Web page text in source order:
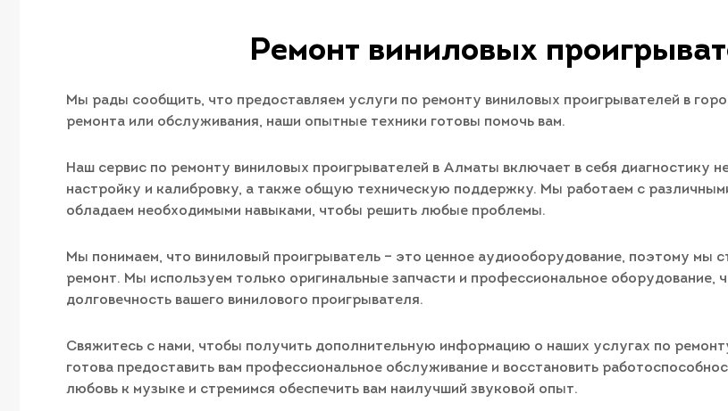
Ремонт виниловых
Мы рады сообщить, что предоставляем услуги по ремонту виниловых проигрывателей в
ремонта или обслуживания, наши опытные техники готовы помочь вам.
Наш сервис по ремонту виниловых проигрывателей в Алматы включает в себя диагностику
настройку и калибровку, а также общую техническую поддержку. Мы работаем с
обладаем необходимыми навыками, чтобы решить любые проблемы.
Мы понимаем, что виниловый проигрыватель – это ценное аудиооборудование, поэтому мы
ремонт. Мы используем только оригинальные запчасти и профессиональное оборудование,
долговечность вашего винилового проигрывателя.
Свяжитесь с нами, чтобы получить дополнительную информацию о наших услугах по
готова предоставить вам профессиональное обслуживание и восстановить
любовь к музыке и стремимся обеспечить вам наилучший звуковой опыт.